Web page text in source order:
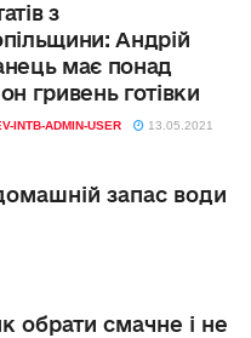
з
Андрій
має понад
гривень готівки
INTB-ADMIN-USER 13.05.2021
запас води
обрати смачне і не